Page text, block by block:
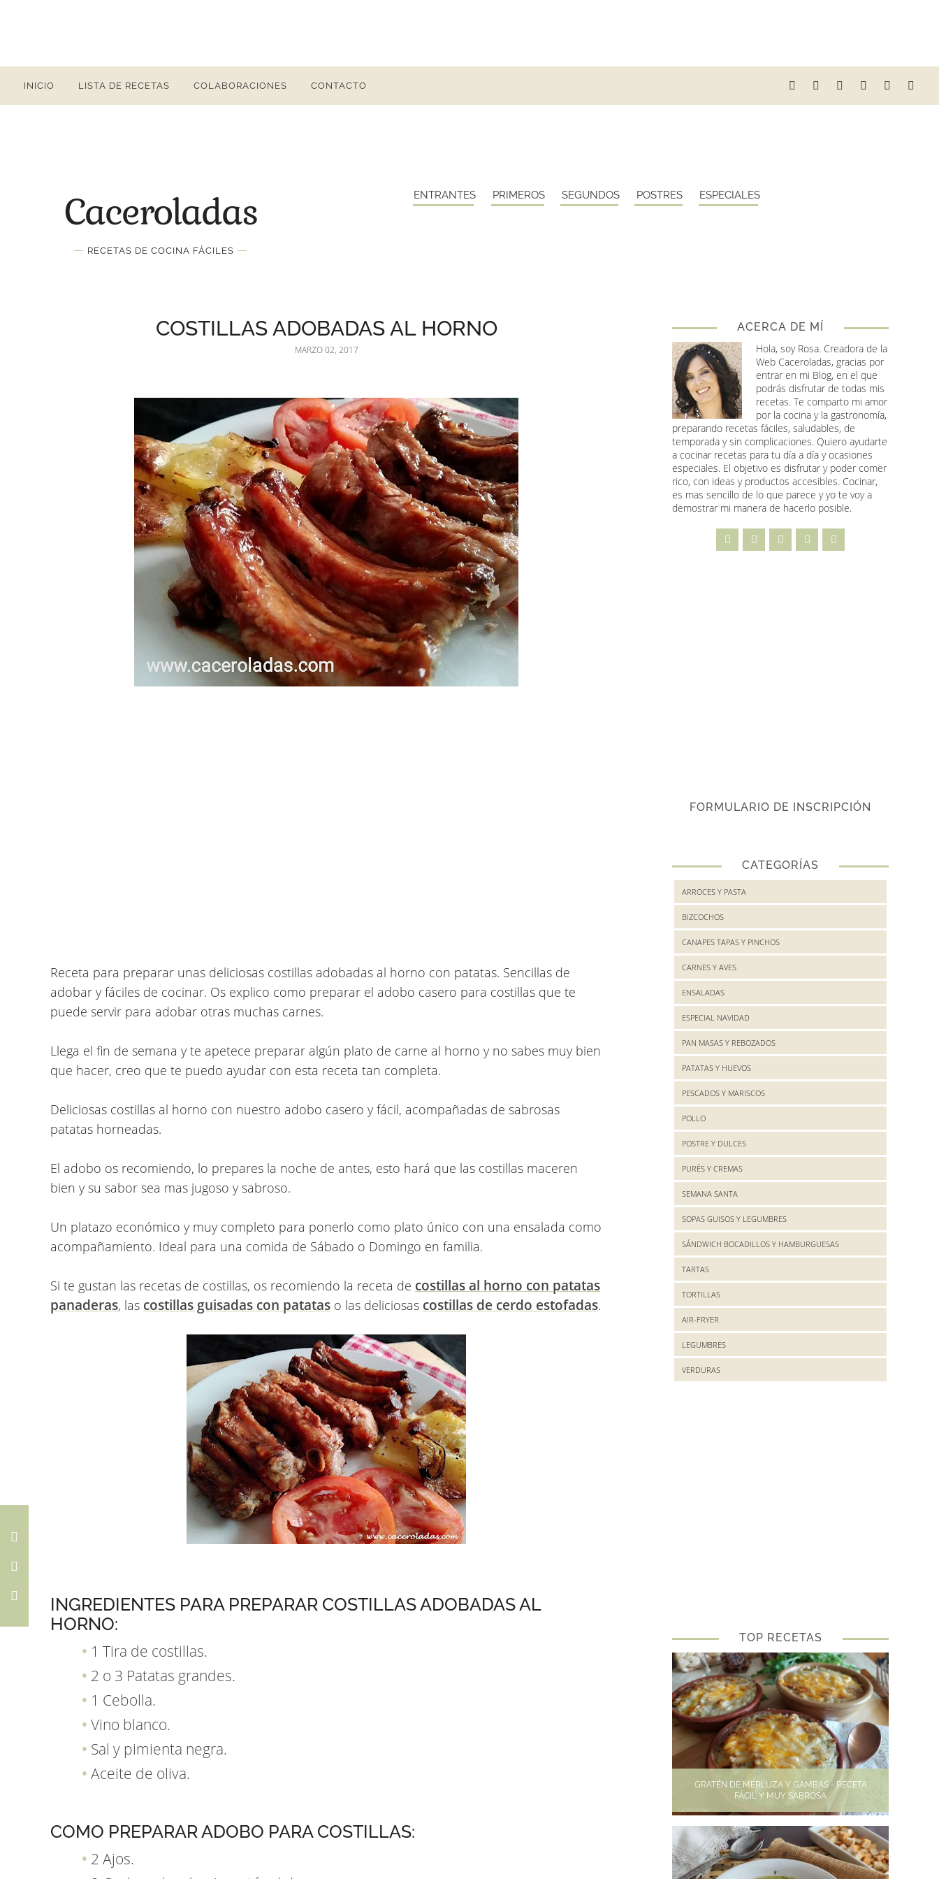
INICIO LISTA DE RECETAS COLABORACIONES CONTACTO
Caceroladas
— RECETAS DE COCINA FÁCILES —
ENTRANTES PRIMEROS SEGUNDOS POSTRES ESPECIALES
COSTILLAS ADOBADAS AL HORNO
MARZO 02, 2017
Receta para preparar unas deliciosas costillas adobadas al horno con patatas. Sencillas de
adobar y fáciles de cocinar. Os explico como preparar el adobo casero para costillas que te
puede servir para adobar otras muchas carnes.
Llega el fin de semana y te apetece preparar algún plato de carne al horno y no sabes muy bien
que hacer, creo que te puedo ayudar con esta receta tan completa.
Deliciosas costillas al horno con nuestro adobo casero y fácil, acompañadas de sabrosas
patatas horneadas.
El adobo os recomiendo, lo prepares la noche de antes, esto hará que las costillas maceren
bien y su sabor sea mas jugoso y sabroso.
Un platazo económico y muy completo para ponerlo como plato único con una ensalada como
acompañamiento. Ideal para una comida de Sábado o Domingo en familia.
Si te gustan las recetas de costillas, os recomiendo la receta de costillas al horno con patatas
panaderas, las costillas guisadas con patatas o las deliciosas costillas de cerdo estofadas.
INGREDIENTES PARA PREPARAR COSTILLAS ADOBADAS AL
HORNO:
1 Tira de costillas.
2 o 3 Patatas grandes.
1 Cebolla.
Vino blanco.
Sal y pimienta negra.
Aceite de oliva.
COMO PREPARAR ADOBO PARA COSTILLAS:
2 Ajos.
ACERCA DE MÍ
Hola, soy Rosa. Creadora de la
Web Caceroladas, gracias por
entrar en mi Blog, en el que
podrás disfrutar de todas mis
recetas. Te comparto mi amor
por la cocina y la gastronomía,
preparando recetas fáciles, saludables, de
temporada y sin complicaciones. Quiero ayudarte
a cocinar recetas para tu día a día y ocasiones
especiales. El objetivo es disfrutar y poder comer
rico, con ideas y productos accesibles. Cocinar,
es mas sencillo de lo que parece y yo te voy a
demostrar mi manera de hacerlo posible.
FORMULARIO DE INSCRIPCIÓN
CATEGORÍAS
ARROCES Y PASTA
BIZCOCHOS
CANAPES TAPAS Y PINCHOS
CARNES Y AVES
ENSALADAS
ESPECIAL NAVIDAD
PAN MASAS Y REBOZADOS
PATATAS Y HUEVOS
PESCADOS Y MARISCOS
POLLO
POSTRE Y DULCES
PURÉS Y CREMAS
SEMANA SANTA
SOPAS GUISOS Y LEGUMBRES
SÁNDWICH BOCADILLOS Y HAMBURGUESAS
TARTAS
TORTILLAS
AIR-FRYER
LEGUMBRES
VERDURAS
TOP RECETAS
GRATÉN DE MERLUZA Y GAMBAS - RECETA
FÁCIL Y MUY SABROSA